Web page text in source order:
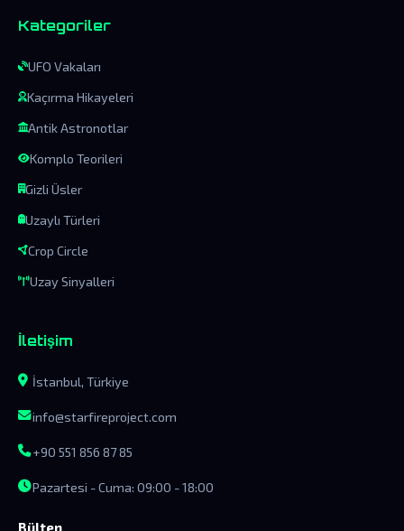
Kategoriler
UFO Vakaları
Kaçırma Hikayeleri
Antik Astronotlar
Komplo Teorileri
Gizli Üsler
Uzaylı Türleri
Crop Circle
Uzay Sinyalleri
İletişim
İstanbul, Türkiye
info@starfireproject.com
+90 551 856 87 85
Pazartesi - Cuma: 09:00 - 18:00
Bülten